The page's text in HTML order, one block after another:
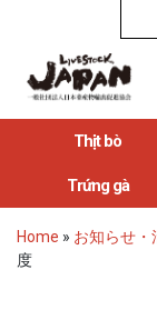
Thịt bò
Trứng gà
Home » お知らせ・
度